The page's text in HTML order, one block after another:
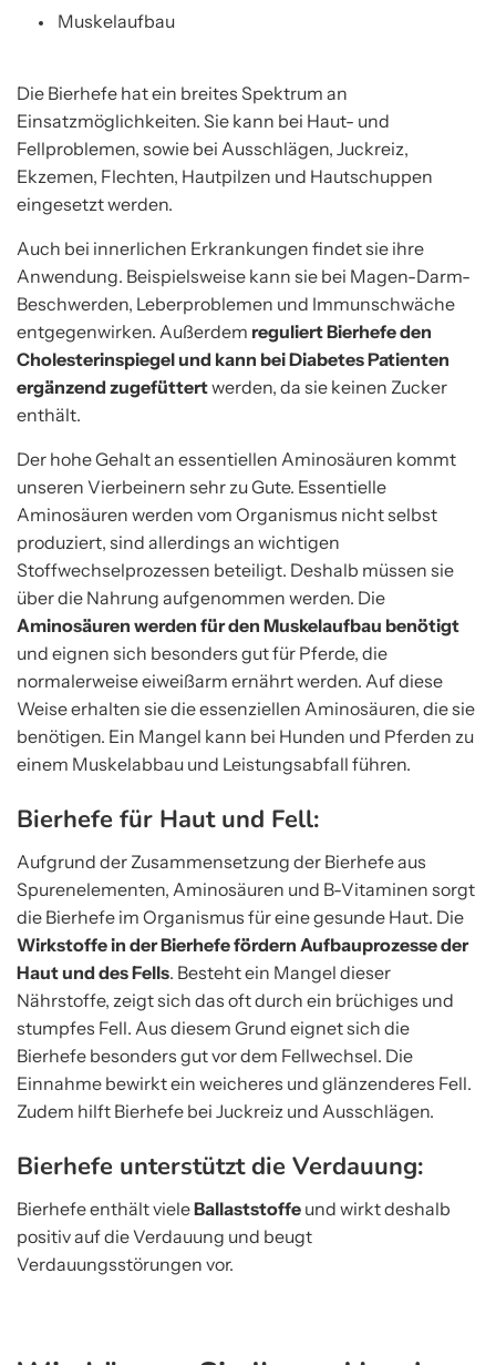
Muskelaufbau
Die Bierhefe hat ein breites Spektrum an
Einsatzmöglichkeiten. Sie kann bei Haut- und
Fellproblemen, sowie bei Ausschlägen, Juckreiz,
Ekzemen, Flechten, Hautpilzen und Hautschuppen
eingesetzt werden.
Auch bei innerlichen Erkrankungen findet sie ihre
Anwendung. Beispielsweise kann sie bei Magen-Darm-
Beschwerden, Leberproblemen und Immunschwäche
entgegenwirken. Außerdem reguliert Bierhefe den
Cholesterinspiegel und kann bei Diabetes Patienten
ergänzend zugefüttertwerden, da sie keinen Zucker
enthält.
Der hohe Gehalt an essentiellen Aminosäuren kommt
unseren Vierbeinern sehr zu Gute. Essentielle
Aminosäuren werden vom Organismus nicht selbst
produziert, sind allerdings an wichtigen
Stoffwechselprozessen beteiligt. Deshalb müssen sie
über die Nahrung aufgenommen werden. Die
Aminosäuren werden für den Muskelaufbau benötigt
und eignen sich besonders gut für Pferde, die
normalerweise eiweißarm ernährt werden. Auf diese
Weise erhalten sie die essenziellen Aminosäuren, die sie
benötigen. Ein Mangel kann bei Hunden und Pferden zu
einem Muskelabbau und Leistungsabfall führen.
Bierhefe für Haut und Fell:
Aufgrund der Zusammensetzung der Bierhefe aus
Spurenelementen, Aminosäuren und B-Vitaminen sorgt
die Bierhefe im Organismus für eine gesunde Haut. Die
Wirkstoffe in der Bierhefe fördern Aufbauprozesse der
Haut und des Fells. Besteht ein Mangel dieser
Nährstoffe, zeigt sich das oft durch ein brüchiges und
stumpfes Fell. Aus diesem Grund eignet sich die
Bierhefe besonders gut vor dem Fellwechsel. Die
Einnahme bewirkt ein weicheres und glänzenderes Fell.
Zudem hilft Bierhefe bei Juckreiz und Ausschlägen.
Bierhefe unterstützt die Verdauung:
Bierhefe enthält vieleBallaststoffe und wirkt deshalb
positiv auf die Verdauung und beugt
Verdauungsstörungen vor.